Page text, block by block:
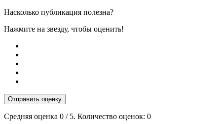
Насколько публикация полезна?
Нажмите на звезду, чтобы оценить!
Отправить оценку
Средняя оценка 0 / 5. Количество оценок: 0